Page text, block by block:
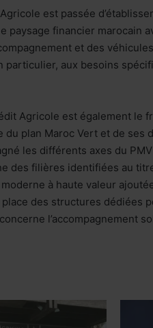
est passée
paysage financier marocain
et des
particulier, aux besoins
Agricole est également le
du plan Maroc Vert et de ses
les différents axes du
des filières identifiées au
à haute valeur
des structures dédiées
l’accompagnement
dépasse
en